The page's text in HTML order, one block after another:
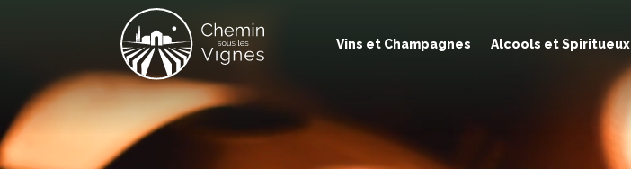
Vins et Champagnes Alcools et Spiritueux